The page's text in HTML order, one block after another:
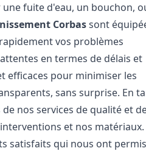
fuite d'eau, un bouchon,
Corbassont
vos problèmes
en termes de délais et
efficaces pour minimiser les
sans surprise. En
nos services de qualité et
et nos matériaux.
satisfaits qui nous ont permis